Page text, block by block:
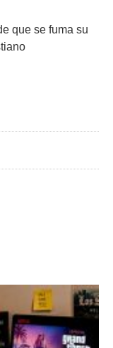
que se fuma su